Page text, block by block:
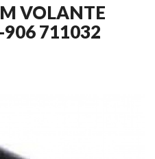
VOLANTE
711032